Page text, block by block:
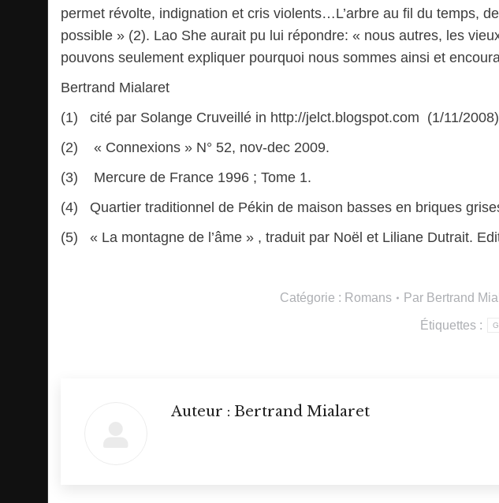
permet révolte, indignation et cris violents…L’arbre au fil du temps,
possible » (2). Lao She aurait pu lui répondre: « nous autres, les
pouvons seulement expliquer pourquoi nous sommes ainsi et
Bertrand Mialaret
(1) cité par Solange Cruveillé in http://jelct.blogspot.com (1/11/
(2) « Connexions » N° 52, nov-dec 2009.
(3) Mercure de France 1996 ; Tome 1.
(4) Quartier traditionnel de Pékin de maison basses en briques
(5) « La montagne de l’âme » , traduit par Noël et Liliane Dutrait.
Catégorie : Romans Par Bertrand
Étiquettes :
Auteur : Bertrand Mialaret